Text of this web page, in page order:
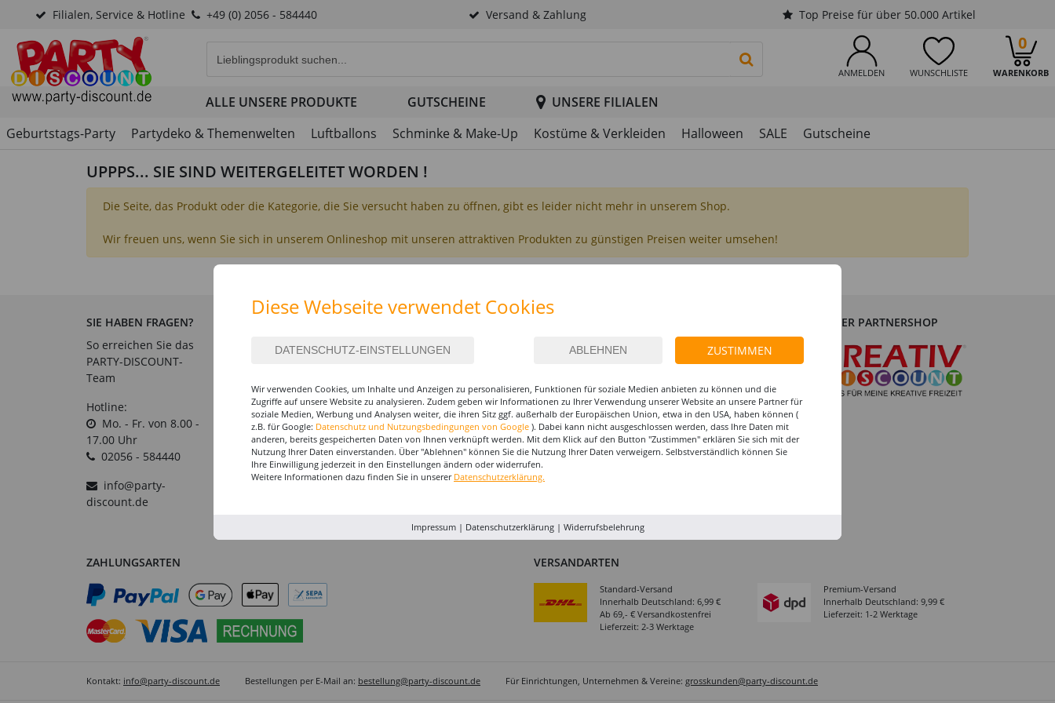
Filialen, Service & Hotline +49 (0) 2056 - 584440 Versand & Zahlung Top Preise für über 50.000 Artikel
ANMELDEN WUNSCHLISTE WARENKORB
0
PRODUKTSUCHE STARTEN
ALLE UNSERE PRODUKTE GUTSCHEINE
UNSERE FILIALEN
Geburtstags-Party
Partydeko & Themenwelten Luftballons Schminke & Make-Up Kostüme & Verkleiden Halloween SALE Gutscheine
UPPPS... SIE SIND WEITERGELEITET WORDEN !
Die Seite, das Produkt oder die Kategorie, die Sie versucht haben zu öffnen, gibt es leider nicht mehr in unserem Shop.
Wir freuen uns, wenn Sie sich in unserem Onlineshop mit unseren attraktiven Produkten zu günstigen Preisen weiter umsehen!
SIE HABEN FRAGEN?
So erreichen Sie das
PARTY-DISCOUNT-
Team
Hotline:
Mo. - Fr. von 8.00 -
17.00 Uhr
02056 - 584440
info@party-
discount.de
Hilfe & Fragen
Gutscheine
Datenschutz
Widerrufsformular
Widerruf
Barrierefreiheit
Batterieentsorgung &
Verpackungsverordnung
AGB & Kundeninformation
BESTELLUNG WIDERRUFEN
Über uns
Impressum
Jobs
Düsseldorf
Rhein-Ruhr
Versand-Zentrale
Service
UNSER PARTNERSHOP
ZAHLUNGSARTEN VERSANDARTEN
Standard-Versand
Innerhalb Deutschland: 6,99 €
Ab 69,- € Versandkostenfrei
Lieferzeit: 2-3 Werktage
Premium-Versand
Innerhalb Deutschland: 9,99 €
Lieferzeit: 1-2 Werktage
Kontakt: info@party-discount.de Bestellungen per E-Mail an: bestellung@party-discount.de Für Einrichtungen, Unternehmen & Vereine: grosskunden@party-discount.de
Diese Webseite verwendet Cookies
ZUSTIMMEN
Wir verwenden Cookies, um Inhalte und Anzeigen zu personalisieren, Funktionen für soziale Medien anbieten zu können und die
Zugriffe auf unsere Website zu analysieren. Zudem geben wir Informationen zu Ihrer Verwendung unserer Website an unsere Partner für
soziale Medien, Werbung und Analysen weiter, die ihren Sitz ggf. außerhalb der Europäischen Union, etwa in den USA, haben können (
z.B. für Google: Datenschutz und Nutzungsbedingungen von Google ). Dabei kann nicht ausgeschlossen werden, dass Ihre Daten mit
anderen, bereits gespeicherten Daten von Ihnen verknüpft werden. Mit dem Klick auf den Button "Zustimmen" erklären Sie sich mit der
Nutzung Ihrer Daten einverstanden. Über "Ablehnen" können Sie die Nutzung Ihrer Daten verweigern. Selbstverständlich können Sie
Ihre Einwilligung jederzeit in den Einstellungen ändern oder widerrufen.
Weitere Informationen dazu finden Sie in unserer Datenschutzerklärung.
Impressum| Datenschutzerklärung| Widerrufsbelehrung